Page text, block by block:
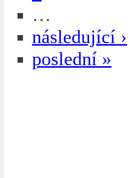
…
následující ›
poslední »